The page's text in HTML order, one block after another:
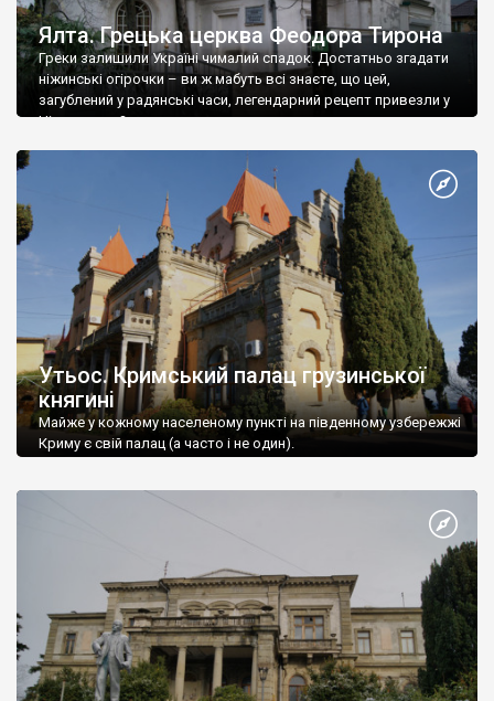
Ялта. Грецька церква Феодора Тирона
Греки залишили Україні чималий спадок. Достатньо згадати
ніжинські огірочки – ви ж мабуть всі знаєте, що цей,
загублений у радянські часи, легендарний рецепт привезли у
Ніжин греки?
Утьос. Кримський палац грузинської
княгині
Майже у кожному населеному пункті на південному узбережжі
Криму є свій палац (а часто і не один).